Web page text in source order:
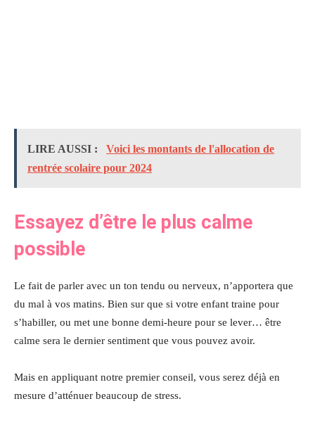
LIRE AUSSI :
Voici les montants de l'allocation de
rentrée scolaire pour 2024
Essayez d’être le plus calme
possible
Le fait de parler avec un ton tendu ou nerveux, n’apportera que
du mal à vos matins. Bien sur que si votre enfant traine pour
s’habiller, ou met une bonne demi-heure pour se lever… être
calme sera le dernier sentiment que vous pouvez avoir.
Mais en appliquant notre premier conseil, vous serez déjà en
mesure d’atténuer beaucoup de stress.